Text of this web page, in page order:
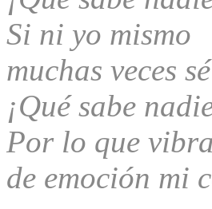
Si ni yo mismo
muchas veces
¡Qué sabe
Por lo que vibra
de emoción mi